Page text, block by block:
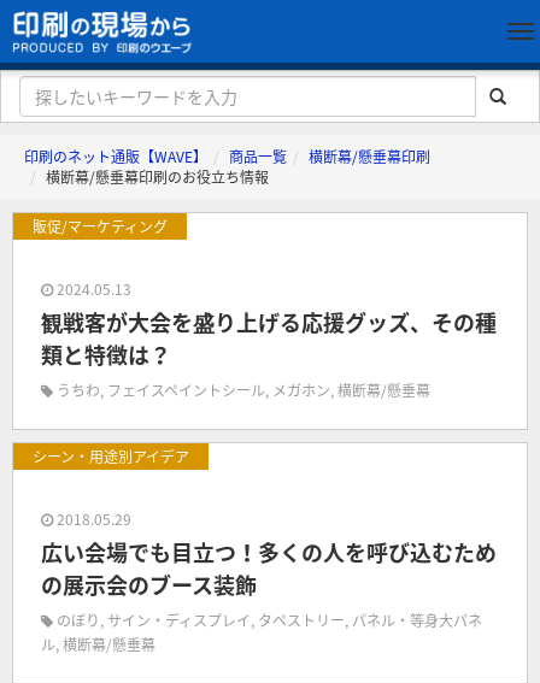
印刷のネット通販【WAVE】 商品一覧
横断幕/懸垂幕印刷
横断幕/懸垂幕印刷のお役立ち情報
販促/マーケティング
2024.05.13
観戦客が大会を盛り上げる応援グッズ、その種
類と特徴は？
うちわ, フェイスペイントシール, メガホン,横断幕/懸垂幕
シーン・用途別アイデア
2018.05.29
広い会場でも目立つ！多くの人を呼び込むため
の展示会のブース装飾
のぼり, サイン・ディスプレイ, タペストリー, パネル・等身大パネ
ル,横断幕/懸垂幕